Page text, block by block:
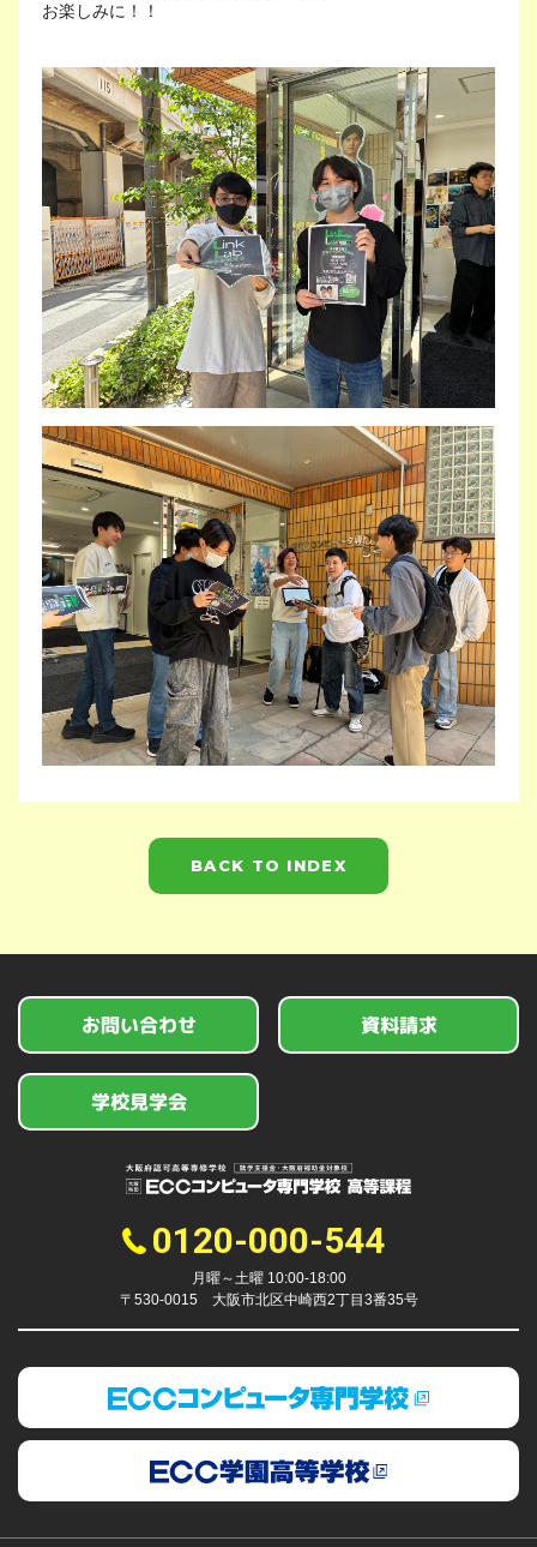
お楽しみに！！
BACK TO INDEX
お問い合わせ 資料請求
学校見学会
0120-000-544
月曜～土曜 10:00-18:00
〒530-0015 大阪市北区中崎西2丁目3番35号